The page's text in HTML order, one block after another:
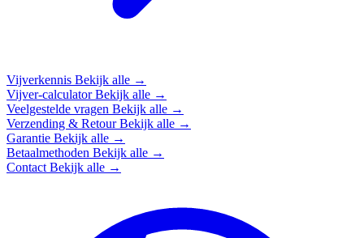
Vijverkennis Bekijk alle →
Vijver-calculatorBekijk alle →
Veelgestelde vragen Bekijk alle →
Verzending & RetourBekijk alle →
Garantie Bekijk alle →
Betaalmethoden Bekijk alle →
Contact Bekijk alle →